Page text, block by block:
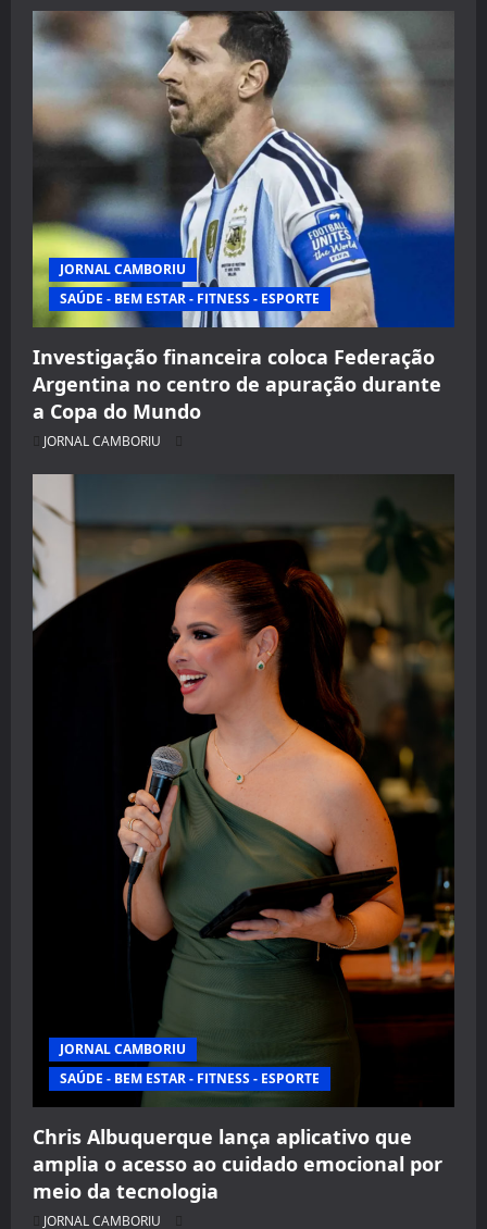
JORNAL CAMBORIU
SAÚDE - BEM ESTAR - FITNESS - ESPORTE
Investigação financeira coloca Federação
Argentina no centro de apuração durante
a Copa do Mundo
JORNAL CAMBORIU
JORNAL CAMBORIU
SAÚDE - BEM ESTAR - FITNESS - ESPORTE
Chris Albuquerque lança aplicativo que
amplia o acesso ao cuidado emocional por
meio da tecnologia
JORNAL CAMBORIU